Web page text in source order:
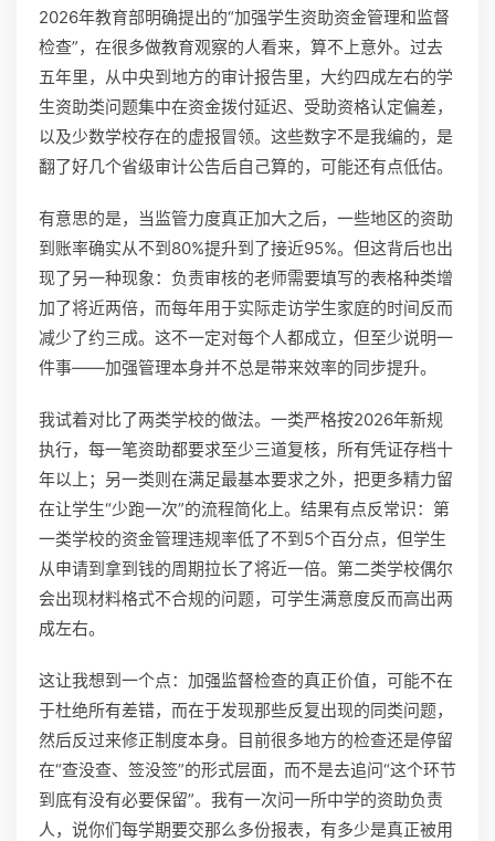
2026年教育部明确提出的“加强学生资助资金管理和监督
检查”，在很多做教育观察的人看来，算不上意外。过去
五年里，从中央到地方的审计报告里，大约四成左右的学
生资助类问题集中在资金拨付延迟、受助资格认定偏差，
以及少数学校存在的虚报冒领。这些数字不是我编的，是
翻了好几个省级审计公告后自己算的，可能还有点低估。
有意思的是，当监管力度真正加大之后，一些地区的资助
到账率确实从不到80%提升到了接近95%。但这背后也出
现了另一种现象：负责审核的老师需要填写的表格种类增
加了将近两倍，而每年用于实际走访学生家庭的时间反而
减少了约三成。这不一定对每个人都成立，但至少说明一
件事——加强管理本身并不总是带来效率的同步提升。
我试着对比了两类学校的做法。一类严格按2026年新规
执行，每一笔资助都要求至少三道复核，所有凭证存档十
年以上；另一类则在满足最基本要求之外，把更多精力留
在让学生“少跑一次”的流程简化上。结果有点反常识：第
一类学校的资金管理违规率低了不到5个百分点，但学生
从申请到拿到钱的周期拉长了将近一倍。第二类学校偶尔
会出现材料格式不合规的问题，可学生满意度反而高出两
成左右。
这让我想到一个点：加强监督检查的真正价值，可能不在
于杜绝所有差错，而在于发现那些反复出现的同类问题，
然后反过来修正制度本身。目前很多地方的检查还是停留
在“查没查、签没签”的形式层面，而不是去追问“这个环节
到底有没有必要保留”。我有一次问一所中学的资助负责
人，说你们每学期要交那么多份报表，有多少是真正被用